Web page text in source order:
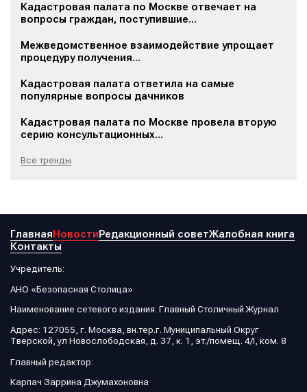
Кадастровая палата по Москве отвечает на
вопросы граждан, поступившие...
Межведомственное взаимодействие упрощает
процедуру получения...
Кадастровая палата ответила на самые
популярные вопросы дачников
Кадастровая палата по Москве провела вторую
серию консультационных...
Все тренды
ГлавнаяНовостиРедакционный советЖалобная книга
Контакты
Учредитель:
АНО «Безопасная Столица»
Наименование сетевого издания: Главный Столичный Журнал
Адрес: 127055, г. Москва, вн.тер.г. Муниципальный Округ
Тверской, ул Новослободская, д. 37, к. 1, эт./помещ. 4/I, ком. 8
Главный редактор:
Карпач Заррина Джумахоновна